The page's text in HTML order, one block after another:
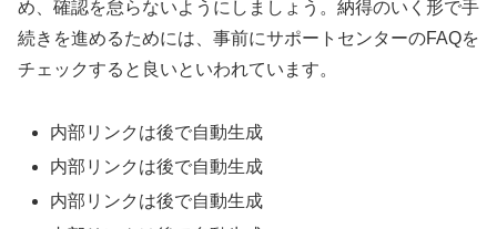
め、確認を怠らないようにしましょう。納得のいく形で手
続きを進めるためには、事前にサポートセンターのFAQを
チェックすると良いといわれています。
内部リンクは後で自動生成
内部リンクは後で自動生成
内部リンクは後で自動生成